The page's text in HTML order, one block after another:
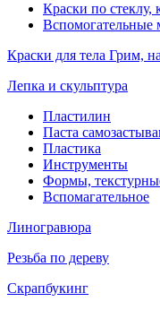
Краски по стеклу,
Вспомогательные
Краски для тела Грим,
Лепка и скульптура
Пластилин
Паста
Пластика
Инструменты
Формы,
Вспомагательное
Линогравюра
Резьба по дереву
Скрапбукинг